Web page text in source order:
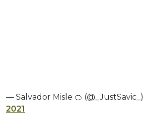
— Salvador Misle 🍊 (@_JustSavic_)
2021